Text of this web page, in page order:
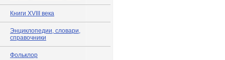
Книги XVIII века
Энциклопедии, словари,
справочники
Фольклор